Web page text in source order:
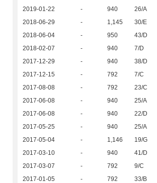
2019-01-22
- 940 26/A
2018-06-29
- 1,145 30/E
2018-06-04
- 950 43/D
2018-02-07
- 940 7/D
2017-12-29
- 940 38/D
2017-12-15
- 792 7/C
2017-08-08
- 792 23/C
2017-06-08
- 940 25/A
2017-06-08
- 940 22/D
2017-05-25
- 940 25/A
2017-05-04
- 1,146 19/G
2017-03-10
- 940 41/D
2017-03-07
- 792 9/C
2017-01-05
- 792 33/B